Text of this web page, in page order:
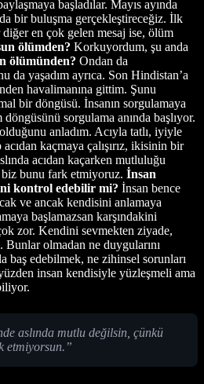
başladılar. Mayıs ayında
bir buluşma gerçekleştireceğiz. İlk
en çok gelen mesaj ise, ölüm
ölümden? Korkuyordum, şu anda
ölümünden? Ondan da
da yaşadım ayrıca. Son Hindistan’a
havalimanına gittim. Şunu
bir döngüsü. İnsanın sorgulamaya
sorgulama anında başlıyor.
anladım. Acıyla tatlı, iyiyle
kaçmaya çalışırız, ikisinin bir
acıdan kaçarken mutluluğu
bunu fark etmiyoruz. İnsan
kontrol edebilir mi? İnsan bence
ve ancak kendisini anlamaya
başlamazsan karşındakini
zor. Kendini sevmekten ziyade,
Bunlar olmadan ne duygularını
baş edebilmek, ne zihinsel sorunları
insan kendisiyle yüzleşmeli ama
aslında mutlu değilsin, çünkü
etmiyorsun.”